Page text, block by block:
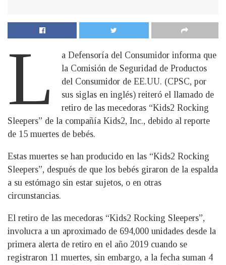
L
a Defensoría del Consumidor informa que
la Comisión de Seguridad de Productos
del Consumidor de EE.UU. (CPSC, por
sus siglas en inglés) reiteró el llamado de
retiro de las mecedoras “Kids2 Rocking
Sleepers” de la compañía Kids2, Inc., debido al reporte
de 15 muertes de bebés.
Estas muertes se han producido en las “Kids2 Rocking
Sleepers”, después de que los bebés giraron de la espalda
a su estómago sin estar sujetos, o en otras
circunstancias.
El retiro de las mecedoras “Kids2 Rocking Sleepers”,
involucra a un aproximado de 694,000 unidades desde la
primera alerta de retiro en el año 2019 cuando se
registraron 11 muertes, sin embargo, a la fecha suman 4